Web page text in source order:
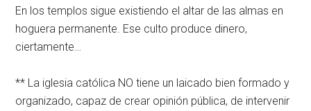
En los templos sigue existiendo el altar de las almas en
hoguera permanente. Ese culto produce dinero,
ciertamente…
** La iglesia católica NO tiene un laicado bien formado y
organizado, capaz de crear opinión pública, de intervenir